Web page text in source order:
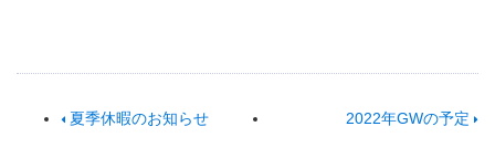
夏季休暇のお知らせ 2022年GWの予定